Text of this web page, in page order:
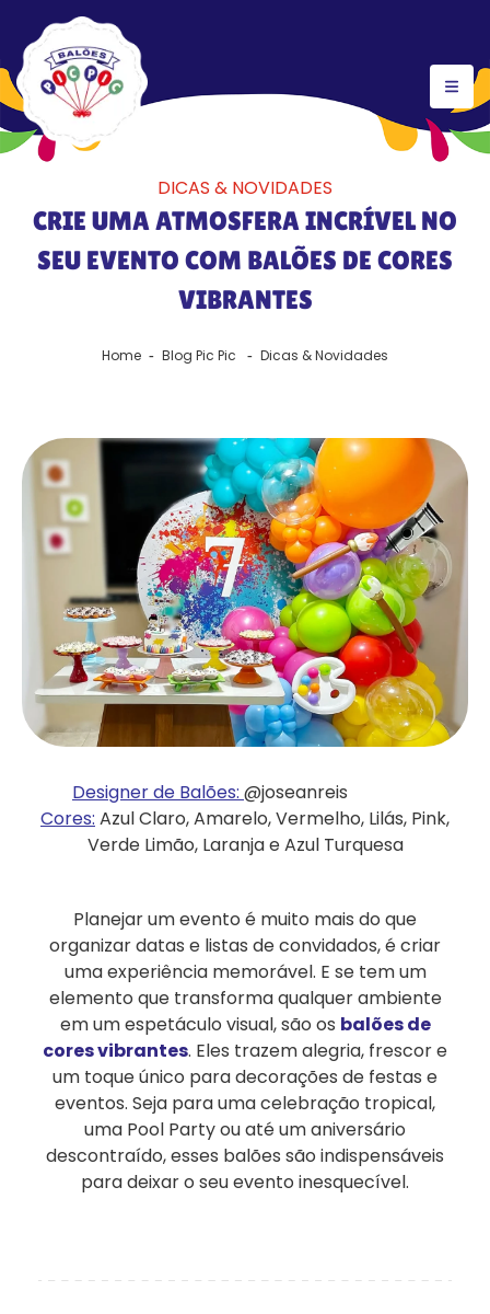
DICAS & NOVIDADES
CRIE UMA ATMOSFERA INCRÍVEL NO
SEU EVENTO COM BALÕES DE CORES
VIBRANTES
Home Blog Pic Pic Dicas & Novidades
Designer de Balões: @joseanreis
Cores: Azul Claro, Amarelo, Vermelho, Lilás, Pink,
Verde Limão, Laranja e Azul Turquesa
Planejar um evento é muito mais do que
organizar datas e listas de convidados, é criar
uma experiência memorável. E se tem um
elemento que transforma qualquer ambiente
em um espetáculo visual, são os balões de
cores vibrantes. Eles trazem alegria, frescor e
um toque único para decorações de festas e
eventos. Seja para uma celebração tropical,
uma Pool Party ou até um aniversário
descontraído, esses balões são indispensáveis
para deixar o seu evento inesquecível.